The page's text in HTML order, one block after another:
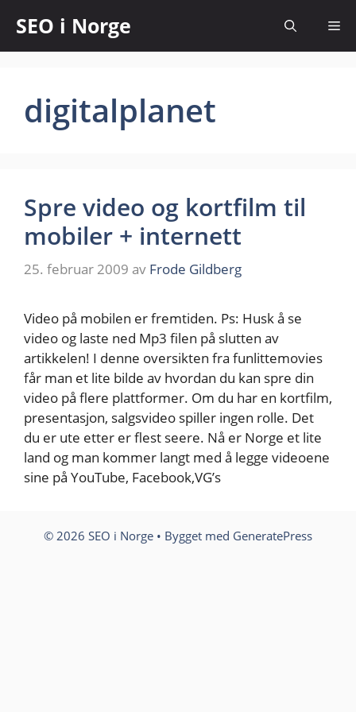
SEO i Norge
digitalplanet
Spre video og kortfilm til
mobiler + internett
25. februar 2009 av Frode Gildberg
Video på mobilen er fremtiden. Ps: Husk å se
video og laste ned Mp3 filen på slutten av
artikkelen! I denne oversikten fra funlittemovies
får man et lite bilde av hvordan du kan spre din
video på flere plattformer. Om du har en kortfilm,
presentasjon, salgsvideo spiller ingen rolle. Det
du er ute etter er flest seere. Nå er Norge et lite
land og man kommer langt med å legge videoene
sine på YouTube, Facebook,VG’s
© 2026 SEO i Norge • Bygget med GeneratePress